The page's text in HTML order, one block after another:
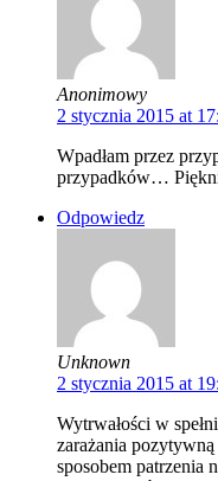
Anonimowy
2 stycznia 2015 at
Wpadłam przez
przypadków…
Odpowiedz
Unknown
2 stycznia 2015 at
Wytrwałości w
zarażania
sposobem patrzenia